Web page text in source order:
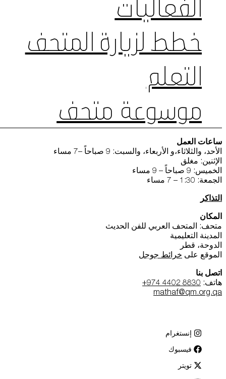
الفعاليات
خطط لزيارة المتحف
التعلم
موسوعة متحف
ساعات العمل
الأحد، والثلاثاء،و الأربعاء، والسبت: 9 صباحاً –7 مساء
الإثنين: مغلق
الخميس: 9 صباحاً – 9 مساء
الجمعة: 1:30 – 7 مساء
التذاكر
المكان
متحف: المتحف العربي للفن الحديث
المدينة التعليمية
الدوحة، قطر
الموقع على خرائط جوجل
اتصل بنا
هاتف: +974 4402 8830
mathaf@qm.org.qa
إنستغرام
فيسبوك
تويتر